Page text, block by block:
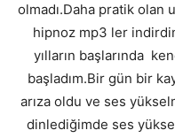
olmadı.Daha pratik
hipnoz mp3 ler
yılların başlarında
başladım.Bir gün bir
arıza oldu ve ses
dinlediğimde ses